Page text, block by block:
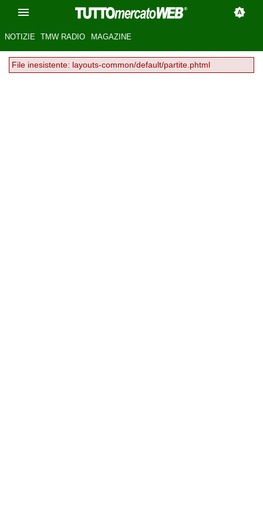
NOTIZIE TMW RADIO MAGAZINE
File inesistente: layouts-common/default/partite.phtml